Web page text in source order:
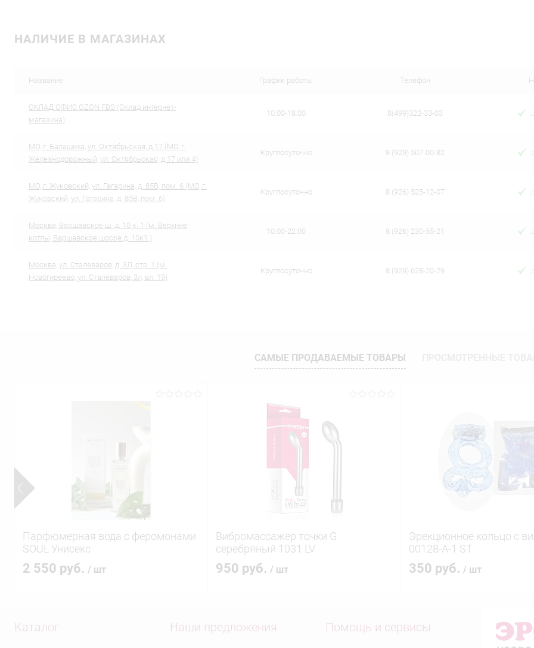
НАЛИЧИЕ В МАГАЗИНАХ
Название График работы Телефон
CКЛАД ОФИС OZON FBS (Склад интернет-
магазина)
10:00-18:00 8(499)322-33-03
МО, г. Балашиха, ул. Октябрьская, д.17 (МО, г.
Железнодорожный, ул. Октябрьская, д.17 или 4)
Круглосуточно 8 (929) 507-00-82
МО, г. Жуковский, ул. Гагарина, д. 85В, пом. 6 (МО, г.
Жуковский, ул. Гагарина, д. 85В, пом. 6)
Круглосуточно 8 (926) 525-12-07
Москва, Варшавское ш. д. 10 к. 1 (м. Верхние
котлы, Варшавское шоссе д. 10к1.)
10:00-22:00 8 (926) 230-55-21
Москва, ул. Сталеваров, д. 3Л, стр. 1 (м.
Новогиреево, ул. Сталеваров, 3л, вл. 19)
Круглосуточно 8 (929) 628-20-29
САМЫЕ ПРОДАВАЕМЫЕ ТОВАРЫ
Парфюмерная вода с феромонами
SOUL Унисекс
2 550 руб. / шт
Вибромассажер точки G
серебряный 1031 LV
950 руб. / шт
Эрекционное кольцо с
00128-A-1 ST
350 руб. / шт
Каталог Наши предложения Помощь и сервисы